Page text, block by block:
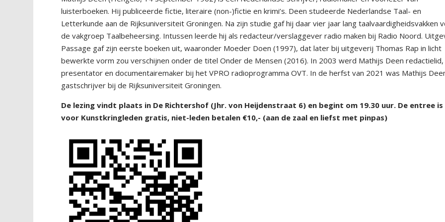
luisterboeken. Hij publiceerde fictie, literaire (non-)fictie en krimi’s. Deen studeerde Nederlandse Taal- en
Letterkunde aan de Rijksuniversiteit Groningen. Na zijn studie gaf hij daar vier jaar lang taalvaardigheidsvakken
de vakgroep Taalbeheersing. Intussen leerde hij als redacteur/verslaggever radio maken bij Radio Noord.
Passage gaf zijn eerste boeken uit, waaronder Moeder Doen (1997), dat later bij uitgeverij Thomas Rap in licht
bewerkte vorm zou verschijnen onder de titel Onder de Mensen (2016). In 2003 werd Mathijs Deen redactielid,
presentator en documentairemaker bij het VPRO radioprogramma OVT. In de herfst van 2021 was Mathijs
gastschrijver bij de Rijksuniversiteit Groningen.
De lezing vindt plaats in De Richtershof (Jhr. von Heijdenstraat 6) en begint om 19.30 uur. De entree is
voor Kunstkringleden gratis, niet-leden betalen €10,- (aan de zaal en liefst met pinpas)